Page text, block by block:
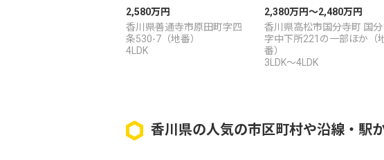
2,580万円
香川県善通寺市原田町字四
条530-7（地番）
4LDK
2,380万円～2,480万円
香川県高松市国分寺町 国分
字中下所221の一部ほか（
番）
3LDK～4LDK
香川県の人気の市区町村や沿線・駅